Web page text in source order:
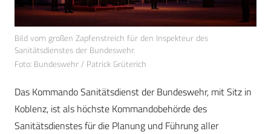
Bild vom großen Zapfenstreich für den Inspekteur des
Sanitätsdienstes der Bundeswehr.
Foto: Bundeswehr / Patrick Grüterich
Das Kommando Sanitätsdienst der Bundeswehr, mit Sitz in
Koblenz, ist als höchste Kommandobehörde des
Sanitätsdienstes für die Planung und Führung aller